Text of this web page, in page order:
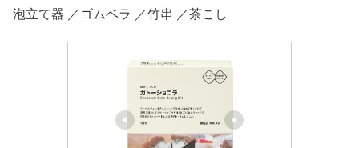
泡立て器 ／ゴムベラ ／竹串 ／茶こし